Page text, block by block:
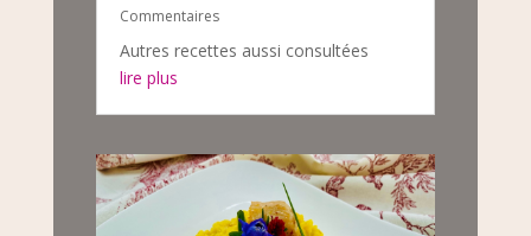
Commentaires
Autres recettes aussi consultées
lire plus